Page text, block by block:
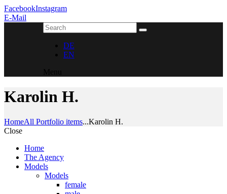
FacebookInstagram
E-Mail
DE
EN
Menu
Karolin H.
HomeAll Portfolio items...Karolin H.
Close
Home
The Agency
Models
Models
female